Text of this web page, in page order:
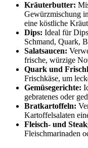
Kräuterbutter:
Gewürzmischung
eine köstliche
Dips: Ideal für
Schmand, Quark,
Salatsaucen:
frische, würzige
Quark und
Frischkäse, um
Gemüsegerichte:
gebratenes oder
Bratkartoffeln:
Kartoffelsalaten
Fleisch- und
Fleischmarinaden